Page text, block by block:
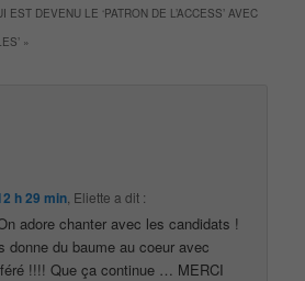
EST DEVENU LE ‘PATRON DE L’ACCESS’ AVEC
»
h 29 min Eliette a dit :
adore chanter avec les candidats !
donne du baume au coeur avec
!!!! Que ça continue … MERCI